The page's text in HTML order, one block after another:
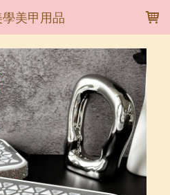
美甲用品